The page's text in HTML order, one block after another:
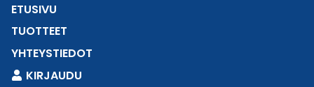
ETUSIVU
TUOTTEET
YHTEYSTIEDOT
KIRJAUDU